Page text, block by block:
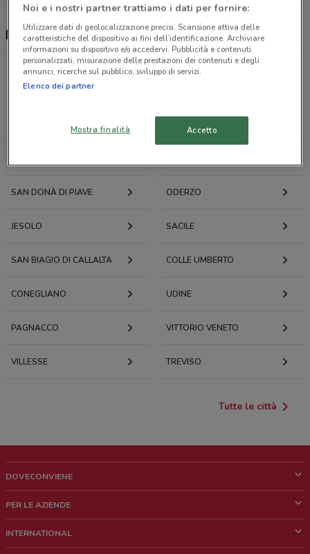
Ristop, offerte e ristoranti
Offerte volantini e cataloghi per città nelle vicinanze
PORTOGRUARO FIUME VENETO
SAN DONÀ DI PIAVE ODERZO
JESOLO SACILE
SAN BIAGIO DI CALLALTA COLLE UMBERTO
CONEGLIANO UDINE
PAGNACCO VITTORIO VENETO
VILLESSE TREVISO
Tutte le città
DOVECONVIENE
Chi siamo
PER LE AZIENDE
Richieste commerciali e marketing
INTERNATIONAL
Noi e i nostri partner trattiamo i dati per fornire:
Utilizzare dati di geolocalizzazione precisi. Scansione attiva delle
caratteristiche del dispositivo ai fini dell’identificazione. Archiviare
informazioni su dispositivo e/o accedervi. Pubblicità e contenuti
personalizzati, misurazione delle prestazioni dei contenuti e degli
annunci, ricerche sul pubblico, sviluppo di servizi.
Elenco dei partner
Mostra finalità Accetto